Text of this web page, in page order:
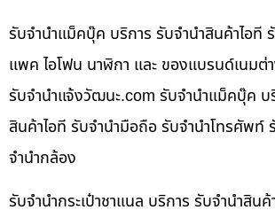
รับจำนำแม็คบุ๊ค บริการ รับจำนำสินค้าไอที
แพค ไอโฟน นาฬิกา และ ของแบรนด์เนมต่
รับจํานําแจ้งวัฒนะ.com รับจำนำแม็คบุ๊ค บ
สินค้าไอที รับจำนำมือถือ รับจำนำโทรศัพท์
จำนำกล้อง
รับจำนำกระเป๋าชาแนล บริการ รับจำนำสิน